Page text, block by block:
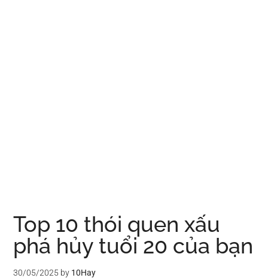
Top 10 thói quen xấu
phá hủy tuổi 20 của bạn
30/05/2025 by 10Hay